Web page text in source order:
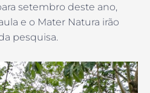
setembro deste ano,
e o Mater Natura irão
pesquisa.